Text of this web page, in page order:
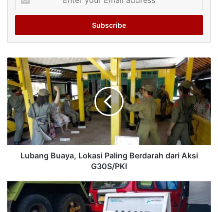
your
Email
Lubang Buaya, Lokasi Paling Berdarah dari Aksi
G30S/PKI